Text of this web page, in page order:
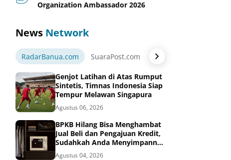
Organization Ambassador 2026
News Network
RadarBanua.com SuaraPost.com NarasiNews.com
Genjot Latihan di Atas Rumput
Sintetis, Timnas Indonesia Siap
Tempur Melawan Singapura
Agustus 06, 2026
BPKB Hilang Bisa Menghambat
Jual Beli dan Pengajuan Kredit,
Sudahkah Anda Menyimpannya
di Brankas BPKB?
Agustus 04, 2026